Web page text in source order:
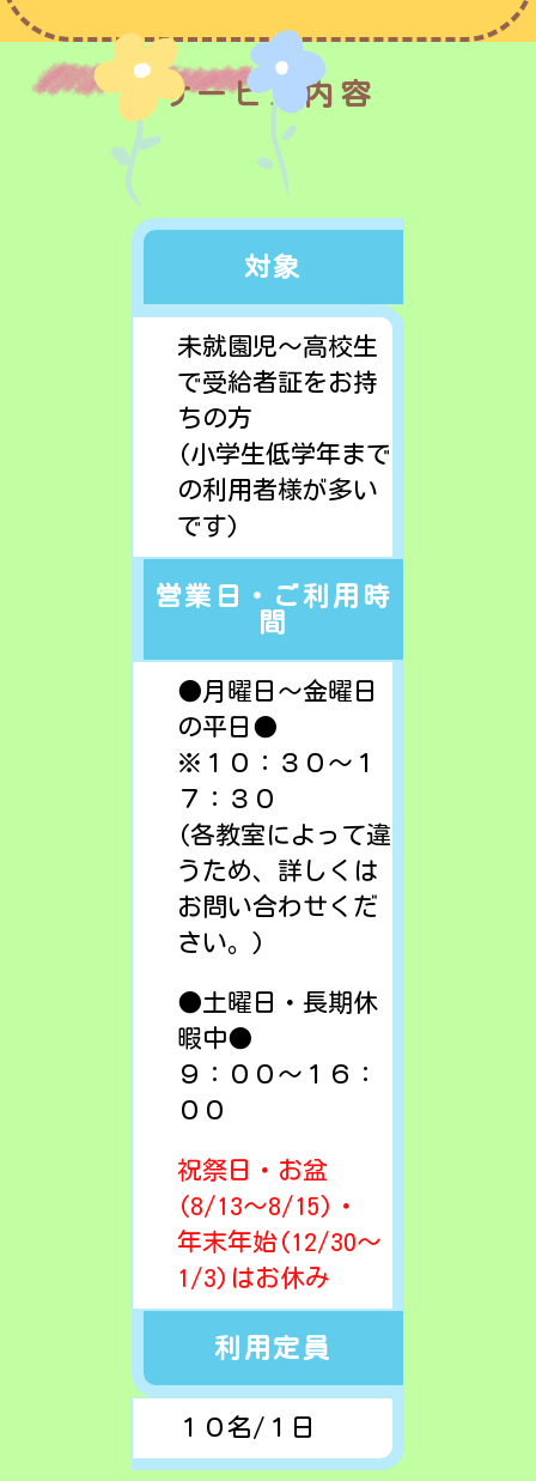
サービス内容
対象
未就園児～高校生
で受給者証をお持
ちの方
(小学生低学年まで
の利用者様が多い
です)
営業日・ご利用時
間
●月曜日～金曜日
の平日●
※１０：３０～１
７：３０
(各教室によって違
うため、詳しくは
お問い合わせくだ
さい。)
●土曜日・長期休
暇中●
９：００～１６：
００
祝祭日・お盆
(8/13～8/15)・
年末年始(12/30～
1/3)はお休み
利用定員
１０名/１日